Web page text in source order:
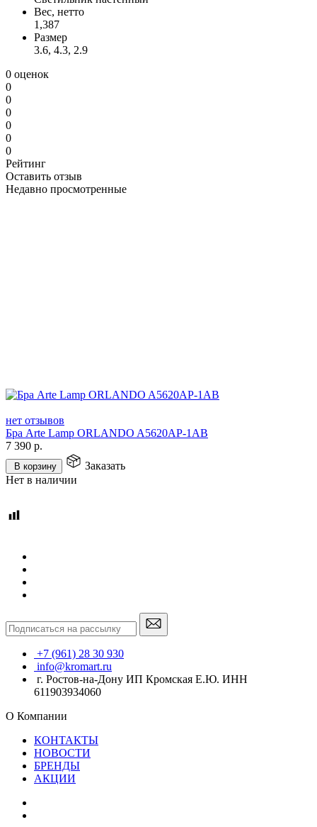
Вес, нетто
1,387
Размер
3.6, 4.3, 2.9
0 оценок
0
0
0
0
0
0
Рейтинг
Оставить отзыв
Недавно просмотренные
нет отзывов
Бра Arte Lamp ORLANDO A5620AP-1AB
7 390 р.
В корзину
Заказать
Нет в наличии
+7 (961) 28 30 930
info@kromart.ru
г. Ростов-на-Дону ИП Кромская Е.Ю. ИНН
611903934060
О Компании
КОНТАКТЫ
НОВОСТИ
БРЕНДЫ
АКЦИИ